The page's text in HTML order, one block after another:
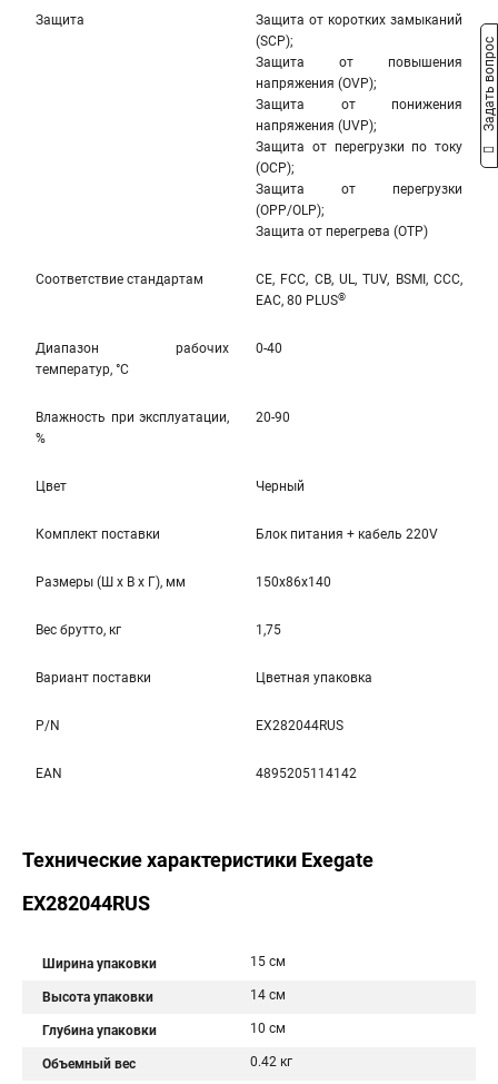
Защита
Защита от коротких замыканий
(SCP);
Защита от повышения
напряжения (OVP);
Защита от понижения
напряжения (UVP);
Защита от перегрузки по току
(OCP);
Защита от перегрузки
(OPP/OLP);
Защита от перегрева (OTP)
Соответствие стандартам
CE, FCC, CB, UL, TUV, BSMI, CCC,
EAC, 80 PLUS®
Диапазон рабочих
температур, °С
0-40
Влажность при эксплуатации,
%
20-90
Цвет Черный
Комплект поставки Блок питания + кабель 220V
Размеры (Ш x В x Г), мм 150x86x140
Вес брутто, кг 1,75
Вариант поставки Цветная упаковка
P/N EX282044RUS
EAN 4895205114142
Технические характеристики Exegate
EX282044RUS
Ширина упаковки 15 см
Высота упаковки 14 см
Глубина упаковки 10 см
Объемный вес 0.42 кг
Задать вопрос